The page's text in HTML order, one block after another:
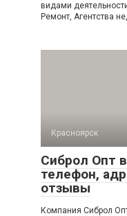
видами
Ремонт, Агентства
Красноярск
Сиброл Опт
телефон,
отзывы
Компания Сиброл